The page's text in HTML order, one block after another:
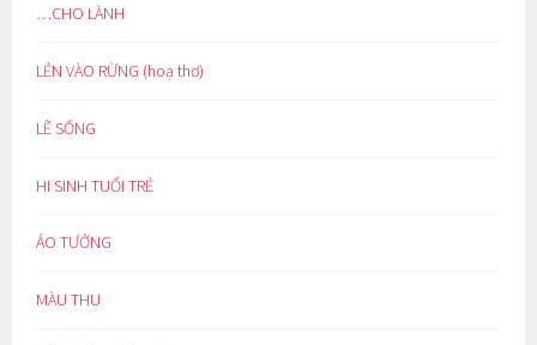
…CHO LÀNH
LẺN VÀO RỪNG (hoạ thơ)
LẼ SỐNG
HI SINH TUỔI TRẺ
ẢO TƯỞNG
MÀU THU